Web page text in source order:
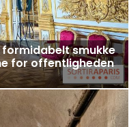
smukke
for offentligheden